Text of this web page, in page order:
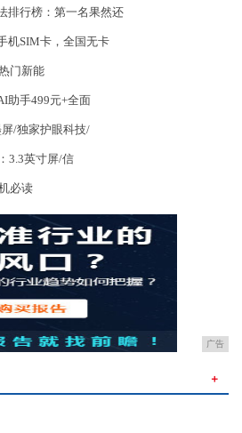
排行榜：第一名果然还
机SIM卡，全国无卡
门新能
助手499元+全面
/独家护眼科技/
3.3英寸屏/信
必读
广告
＋